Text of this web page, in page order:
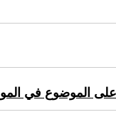
على الموضوع في